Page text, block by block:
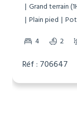
Grand terrain
Plain pied
4
2
Réf : 706647